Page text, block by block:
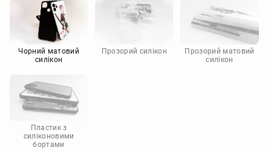
Motorola
Чорний матовий
силікон
Прозорий силікон
Прозорий матовий
силікон
Пластик з
силіконовими
бортами